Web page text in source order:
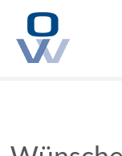
JOBS
KONTAKT